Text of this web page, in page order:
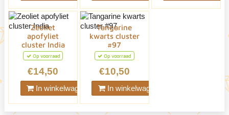
Zeoliet
apofyliet
cluster India
Op voorraad
€14,50
In winkelwagen
Tangarine
kwarts cluster
#97
Op voorraad
€10,50
In winkelwagen